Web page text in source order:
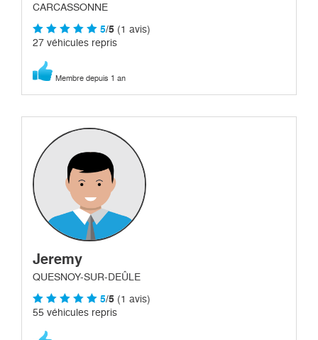
CARCASSONNE
5/5 (1 avis)
27 véhicules repris
Membre depuis 1 an
Jeremy
QUESNOY-SUR-DEÛLE
5/5 (1 avis)
55 véhicules repris